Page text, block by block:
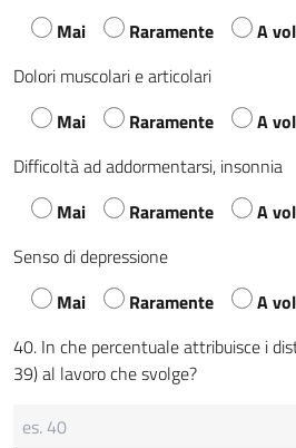
Mai
Raramente A
Dolori muscolari e articolari
Mai
Raramente A
Difficoltà ad addormentarsi, insonnia
Mai
Raramente A
Senso di depressione
Mai
Raramente A
40. In che percentuale attribuisce i
39) al lavoro che svolge?